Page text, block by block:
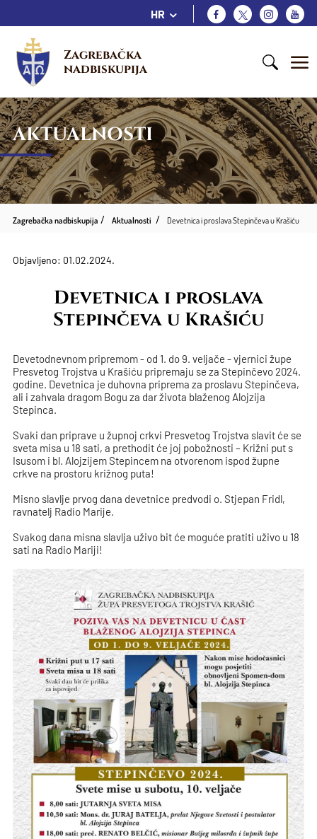
HR
Zagrebačka
nadbiskupija
AKTUALNOSTI
Zagrebačka nadbiskupija Aktualnosti Devetnica i proslava Stepinčeva u Krašiću
Objavljeno: 01.02.2024.
Devetnica i proslava
Stepinčeva u Krašiću
Devetodnevnom pripremom - od 1. do 9. veljače - vjernici župe
Presvetog Trojstva u Krašiću pripremaju se za Stepinčevo 2024.
godine. Devetnica je duhovna priprema za proslavu Stepinčeva,
ali i zahvala dragom Bogu za dar života blaženog Alojzija
Stepinca.
Svaki dan priprave u župnoj crkvi Presvetog Trojstva slavit će se
sveta misa u 18 sati, a prethodit će joj pobožnosti – Križni put s
Isusom i bl. Alojzijem Stepincem na otvorenom ispod župne
crkve na prostoru križnog puta!
Misno slavlje prvog dana devetnice predvodi o. Stjepan Fridl,
ravnatelj Radio Marije.
Svakog dana misna slavlja uživo bit će moguće pratiti uživo u 18
sati na Radio Mariji!